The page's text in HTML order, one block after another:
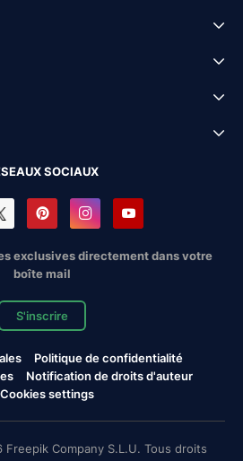
SOCIAUX
exclusives directement dans votre
boîte mail
S'inscrire
Politique de confidentialité
Notification de droits d'auteur
Cookies settings
Company S.L.U. Tous droits